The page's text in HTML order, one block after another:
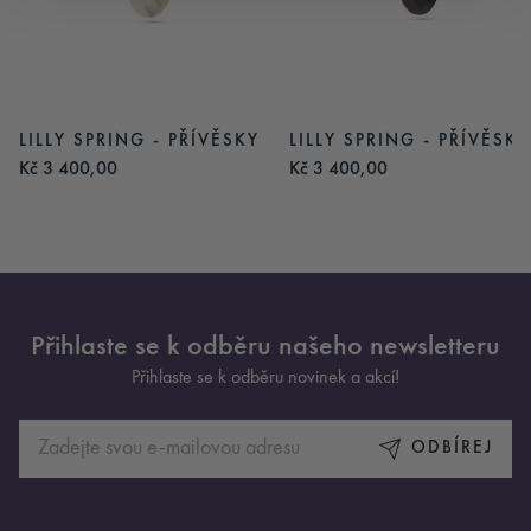
LILLY SPRING - PŘÍVĚSKY
Kč 3 400,00
LILLY SPRING - PŘÍVĚSKY
Kč 3 400,00
Přihlaste se k odběru našeho newsletteru
Přihlaste se k odběru novinek a akcí!
ODBÍREJ